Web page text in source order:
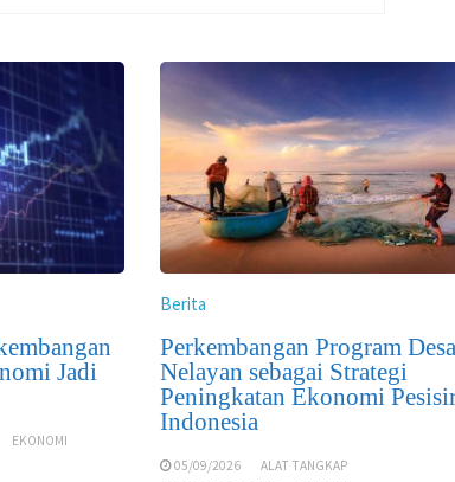
Jadi
EKONOMI
Berita
Perkembangan Program Desa
Nelayan sebagai Strategi
Peningkatan Ekonomi
Indonesia
05/09/2026
ALAT TANGKAP